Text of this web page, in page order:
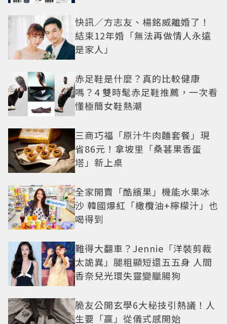
快訊／方志友、楊銘威離婚了！
結束12年婚「無法再做情人永遠
是家人」
赤足鞋是什麼？真的比較健康
嗎？4 雙時髦赤足鞋推薦，一次看
懂極簡女鞋熱潮
三商巧福「原汁牛肉麵套餐」現
省86元！拿坡里「桑葚果香蛋
塔」新上桌
全家開賣「酷繽果」機能水果冰
沙 韓國爆紅「橄欖油+檸檬汁」也
喝得到
難得大翻車？Jennie「洋裝剪裁
太詭異」腿粗顯短還五五身 人間
香奈兒光環失靈變臘腸狗
脆友公開玄學6大秘技引熱議！人
生要「贏」從儀式感開始